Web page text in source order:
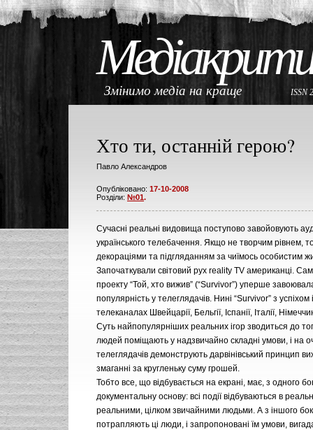
Змінимо медіа на краще ISSN
Хто ти, останній герою?
Павло Александров
Опубліковано: 17-10-2008
Розділи: №01.
Сучасні реальні видовища поступово завойовують
українського телебачення. Якщо не творчим рівнем,
декораціями та підгляданням за чиїмось особистим
Започаткували світовий рух reality TV американці.
проекту “Той, хто вижив” (“Survivor”) уперше
популярність у телеглядачів. Нині “Survivor” з успіхом
телеканалах Швейцарії, Бельгії, Іспанії, Італії,
Суть найпопулярніших реальних ігор зводиться до
людей поміщають у надзвичайно складні умови, і на
телеглядачів демонструють дарвінівський принцип
змаганні за кругленьку суму грошей.
Тобто все, що відбувається на екрані, має, з одного
документальну основу: всі події відбуваються в
реальними, цілком звичайними людьми. А з іншого
потрапляють ці люди, і запропоновані їм умови,